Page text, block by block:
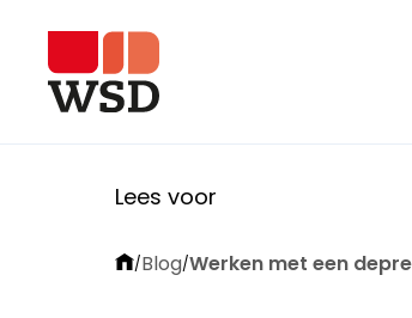
Lees voor
/Blog/Werken met een